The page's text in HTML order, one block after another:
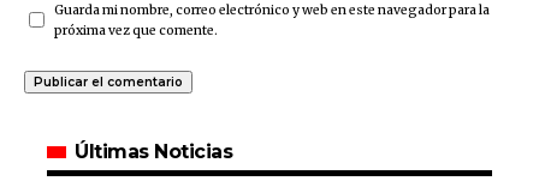
Guarda mi nombre, correo electrónico y web en este navegador para la
próxima vez que comente.
Últimas Noticias